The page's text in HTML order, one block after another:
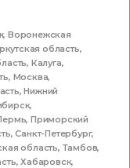
,Воронежская
область,
, Калуга,
, Москва,
,Нижний
,
,Приморский
,Санкт-Петербург,
область, Тамбов,
,Хабаровск,